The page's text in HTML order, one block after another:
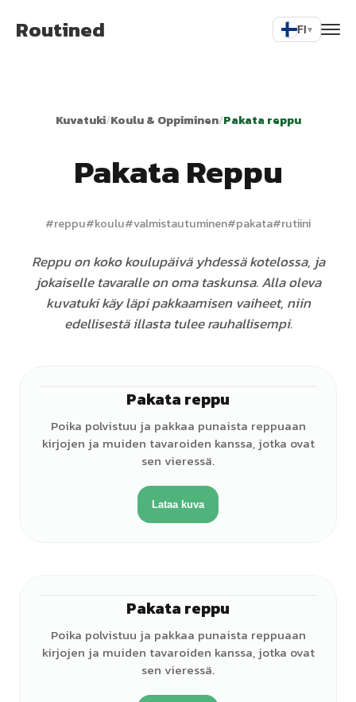
Routined FI▾
Kuvatuki/Koulu & Oppiminen/Pakata reppu
Pakata Reppu
#reppu#koulu#valmistautuminen#pakata#rutiini
Reppu on koko koulupäivä yhdessä kotelossa, ja
jokaiselle tavaralle on oma taskunsa. Alla oleva
kuvatuki käy läpi pakkaamisen vaiheet, niin
edellisestä illasta tulee rauhallisempi.
Pakata reppu
Poika polvistuu ja pakkaa punaista reppuaan
kirjojen ja muiden tavaroiden kanssa, jotka ovat
sen vieressä.
Lataa kuva
Pakata reppu
Poika polvistuu ja pakkaa punaista reppuaan
kirjojen ja muiden tavaroiden kanssa, jotka ovat
sen vieressä.